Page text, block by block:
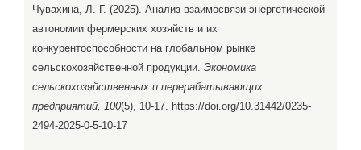
Чувахина, Л. Г. (2025). Анализ взаимосвязи энергетической
автономии фермерских хозяйств и их
конкурентоспособности на глобальном рынке
сельскохозяйственной продукции. Экономика
сельскохозяйственных и перерабатывающих
предприятий, 100(5), 10-17. https://doi.org/10.31442/0235-
2494-2025-0-5-10-17